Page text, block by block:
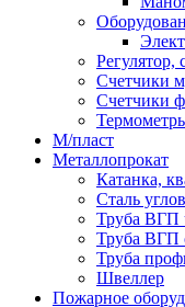
Регулятор,
Счетчики
Счетчики
М/пласт
Металлопрокат
Катанка,
Сталь
Труба ВГП
Труба ВГП
Труба
Швеллер
Пожарное